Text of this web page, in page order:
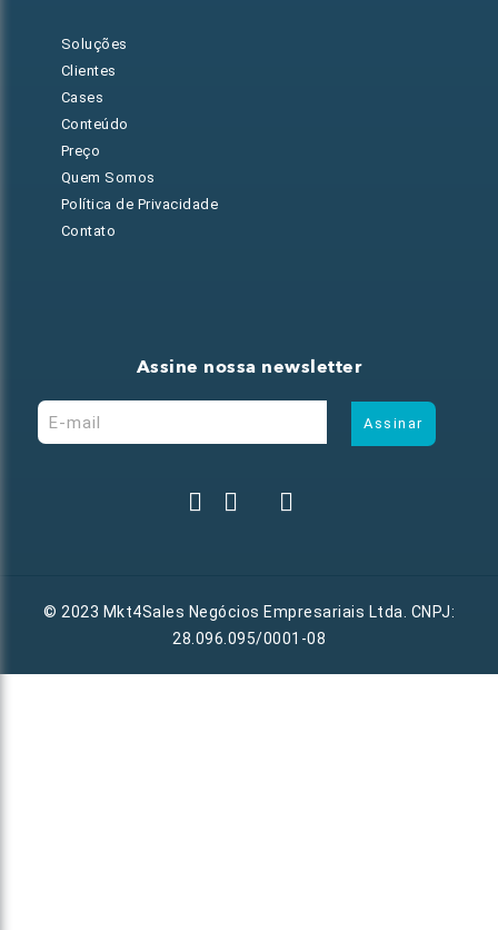
Soluções
Clientes
Cases
Conteúdo
Preço
Quem Somos
Política de Privacidade
Contato
Assine nossa newsletter
© 2023 Mkt4Sales Negócios Empresariais Ltda. CNPJ:
28.096.095/0001-08